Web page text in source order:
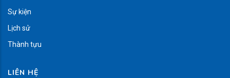
Sự kiện
Lịch sử
Thành tựu
LIÊN HỆ